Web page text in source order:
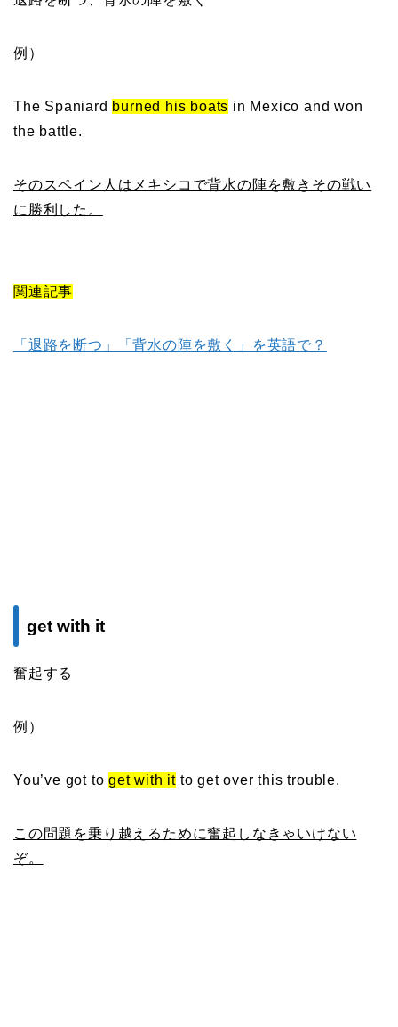
例）
The Spaniard burned his boats in Mexico and won
the battle.
そのスペイン人はメキシコで背水の陣を敷きその戦い
に勝利した。
関連記事
「退路を断つ」「背水の陣を敷く」を英語で？
get with it
奮起する
例）
You’ve got toget with it to get over this trouble.
この問題を乗り越えるために奮起しなきゃいけない
ぞ。